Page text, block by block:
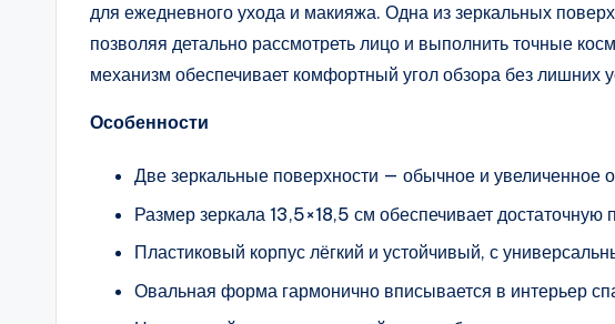
для ежедневного ухода и макияжа. Одна из зеркальных
позволяя детально рассмотреть лицо и выполнить точные
механизм обеспечивает комфортный угол обзора без лишних
Особенности
Две зеркальные поверхности — обычное и увеличенное
Размер зеркала 13,5×18,5 см обеспечивает достаточную
Пластиковый корпус лёгкий и устойчивый, с
Овальная форма гармонично вписывается в интерьер